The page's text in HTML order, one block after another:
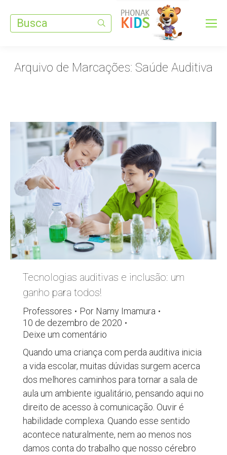
Search:
Arquivo de Marcações: Saúde Auditiva
Tecnologias auditivas e inclusão: um
ganho para todos!
Professores Por Namy Imamura
10 de dezembro de 2020
Deixe um comentário
Quando uma criança com perda auditiva inicia
a vida escolar, muitas dúvidas surgem acerca
dos melhores caminhos para tornar a sala de
aula um ambiente igualitário, pensando aqui no
direito de acesso à comunicação. Ouvir é
habilidade complexa. Quando esse sentido
acontece naturalmente, nem ao menos nos
damos conta do trabalho que nosso cérebro